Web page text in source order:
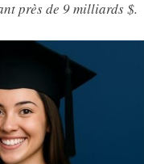
près de 9 milliards $.